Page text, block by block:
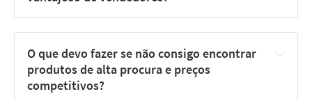
O que devo fazer se não consigo encontrar
produtos de alta procura e preços
competitivos?